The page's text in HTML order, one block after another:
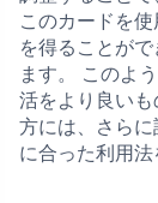
このカードを
を得ることが
ます。 このよ
活をより良い
方には、さら
に合った利用法